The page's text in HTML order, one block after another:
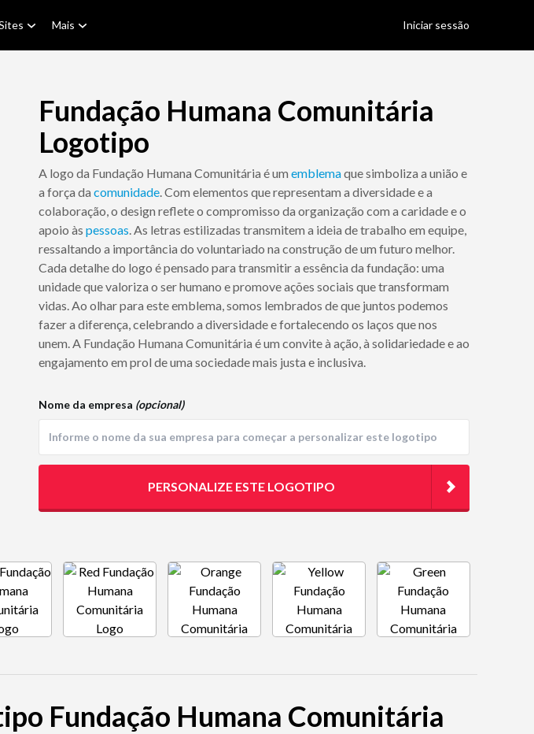
Mais Iniciar sessão
Fundação Humana Comunitária
Logotipo
A logo da Fundação Humana Comunitária é um emblemaque simboliza a união e
a força da comunidade. Com elementos que representam a diversidade e a
colaboração, o design reflete o compromisso da organização com a caridade e o
apoio às pessoas. As letras estilizadas transmitem a ideia de trabalho em equipe,
ressaltando a importância do voluntariado na construção de um futuro melhor.
Cada detalhe do logo é pensado para transmitir a essência da fundação: uma
unidade que valoriza o ser humano e promove ações sociais que transformam
vidas. Ao olhar para este emblema, somos lembrados de que juntos podemos
fazer a diferença, celebrando a diversidade e fortalecendo os laços que nos
unem. A Fundação Humana Comunitária é um convite à ação, à solidariedade e ao
engajamento em prol de uma sociedade mais justa e inclusiva.
Nome da empresa (opcional)
PERSONALIZE ESTE LOGOTIPO
Fundação Humana Comunitária